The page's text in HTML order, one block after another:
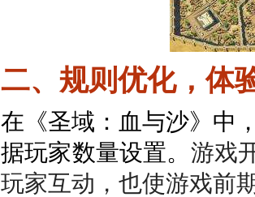
二、规则优化，体
在《圣域：血与沙》中
据玩家数量设置。 游戏
玩家互动，也使游戏前